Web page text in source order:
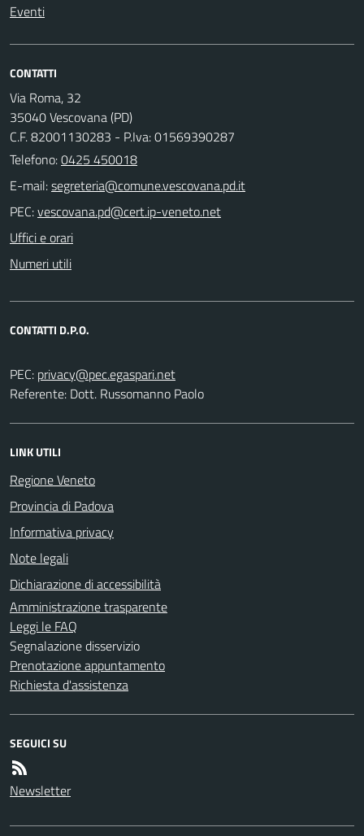
Eventi
CONTATTI
Via Roma, 32
35040 Vescovana (PD)
C.F. 82001130283 - P.Iva: 01569390287
Telefono:0425 450018
E-mail:
PEC:
Uffici e orari
Numeri utili
CONTATTI D.P.O.
PEC:
Referente: Dott. Russomanno Paolo
LINK UTILI
Regione Veneto
Provincia di Padova
Informativa privacy
Note legali
Dichiarazione di accessibilità
Amministrazione trasparente
Leggi le FAQ
Segnalazione disservizio
Prenotazione appuntamento
Richiesta d'assistenza
SEGUICI SU
Newsletter